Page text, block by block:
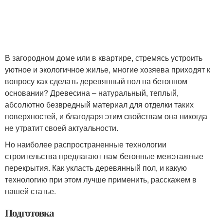
В загородном доме или в квартире, стремясь устроить
уютное и экологичное жилье, многие хозяева приходят к
вопросу как сделать деревянный пол на бетонном
основании? Древесина – натуральный, теплый,
абсолютно безвредный материал для отделки таких
поверхностей, и благодаря этим свойствам она никогда
не утратит своей актуальности.
Но наиболее распространенные технологии
строительства предлагают нам бетонные межэтажные
перекрытия. Как укласть деревянный пол, и какую
технологию при этом лучше применить, расскажем в
нашей статье.
Подготовка